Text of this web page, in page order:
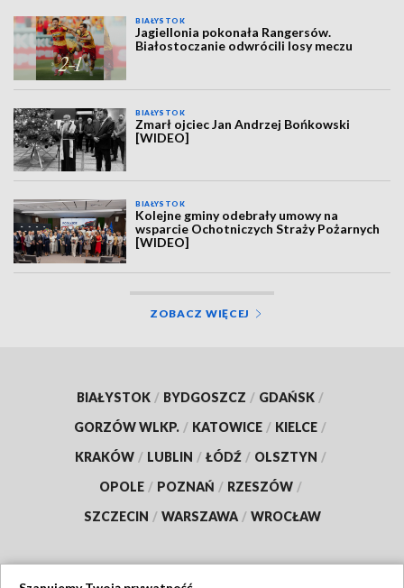
BIAŁYSTOK
Jagiellonia pokonała Rangersów.
Białostoczanie odwrócili losy meczu
BIAŁYSTOK
Zmarł ojciec Jan Andrzej Bońkowski
[WIDEO]
BIAŁYSTOK
Kolejne gminy odebrały umowy na
wsparcie Ochotniczych Straży Pożarnych
[WIDEO]
ZOBACZ WIĘCEJ
BIAŁYSTOK / BYDGOSZCZ / GDAŃSK /
GORZÓW WLKP. / KATOWICE / KIELCE /
KRAKÓW / LUBLIN / ŁÓDŹ / OLSZTYN /
OPOLE / POZNAŃ / RZESZÓW /
SZCZECIN / WARSZAWA / WROCŁAW